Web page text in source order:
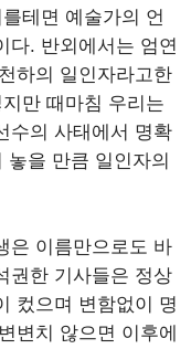
테면 예술가의 언
다. 반외에서는 엄연
하의 일인자라고한
만 때마침 우리는
수의 사태에서 명확
을 만큼 일인자의
은 이름만으로도 바
권한 기사들은 정상
컸으며 변함없이 명
변치 않으면 이후에